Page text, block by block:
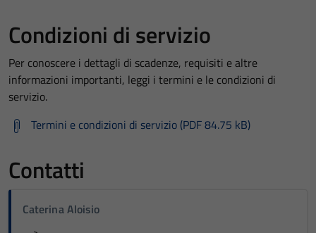
Condizioni di servizio
Per conoscere i dettagli di scadenze, requisiti e altre
informazioni importanti, leggi i termini e le condizioni di
servizio.
Termini e condizioni di servizio (PDF 84.75 kB)
Contatti
Caterina Aloisio